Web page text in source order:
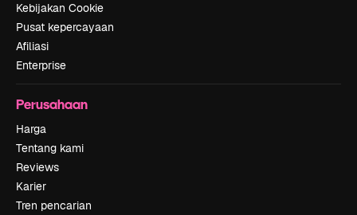
Kebijakan Cookie
Pusat kepercayaan
Afiliasi
Enterprise
Perusahaan
Harga
Tentang kami
Reviews
Karier
Tren pencarian